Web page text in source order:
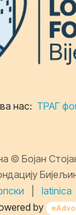
нас: ТРАГ
© Бојан
latinica
by